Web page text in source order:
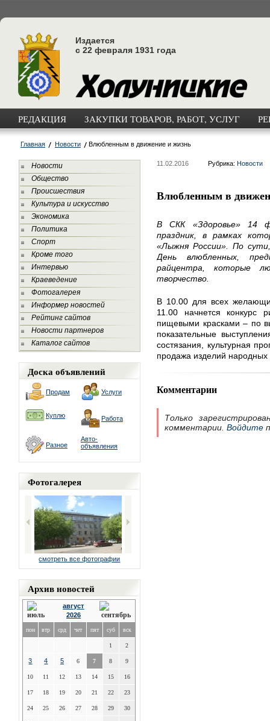
Издается
с 22 февраля 1931 года
РЕДАКЦИЯ ЗАКУПКИ ТОВАРОВ, РАБОТ, УСЛУГ
Главная Новости Влюбленным в движение и жизнь
Новости
Общество
Происшествия
Культура и искусство
Экономика
Политика
Спорт
Кроме того
Интервью
Краеведение
Фотогалерея
Информер новостей
Рейтинг сайтов
Новости партнеров
Каталог сайтов
Доска объявлений
Продам Услуги
Куплю Работа
Разное
Авто-
объявления
Фотогалерея
смотреть все фотографии
Архив новостей
август
2026
пон втр срд чет пят суб вск
1 2
3 4 5 6 7 8 9
10 11 12 13 14 15 16
17 18 19 20 21 22 23
24 25 26 27 28 29 30
11.02.2016 Рубрика: Новости
Влюбленным в
В СКК «Здоровье» 14
праздник, в рамках
«Лыжня России». По
День влюбленных,
райцентра, которые
творчество.
В 10.00 для всех
11.00 начнется конкурс
пищевыми красками – по
показательные
состязания, культурная
продажа изделий
Комментарии
Только
комментарии. Войдите